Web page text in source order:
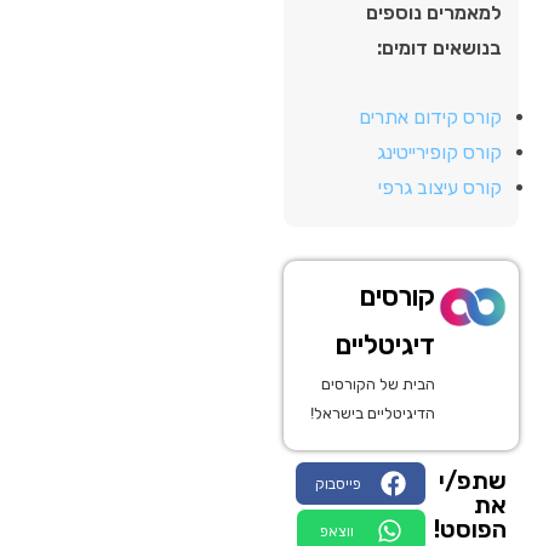
למאמרים נוספים
בנושאים דומים:
קורס קידום אתרים
קורס קופירייטינג
קורס עיצוב גרפי
קורסים
דיגיטליים
הבית של הקורסים
הדיגיטליים בישראל!
שתפ/י
את
הפוסט!
פייסבוק
ווצאפ